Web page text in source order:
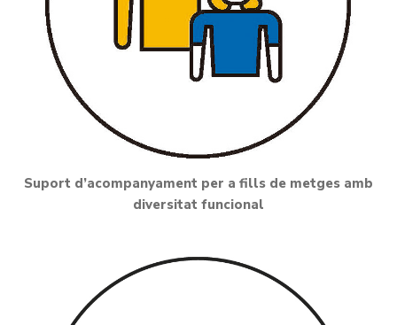
Suport d’acompanyament per a fills de metges amb
diversitat funcional